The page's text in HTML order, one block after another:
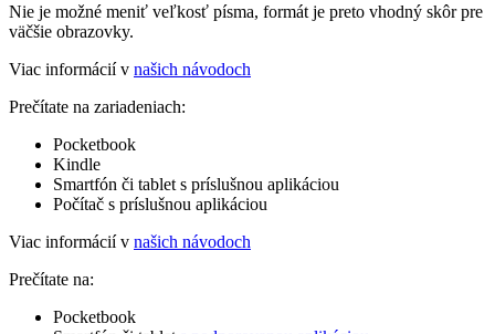
Nie je možné meniť veľkosť písma, formát je preto vhodný skôr pre
väčšie obrazovky.
Viac informácií v našich návodoch
Prečítate na zariadeniach:
Pocketbook
Kindle
Smartfón či tablet s príslušnou aplikáciou
Počítač s príslušnou aplikáciou
Viac informácií v našich návodoch
Prečítate na:
Pocketbook